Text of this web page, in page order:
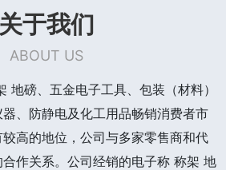
关于我们
ABOUT US
地磅、五金电子工具、包装（材料）
、防静电及化工用品畅销消费者市
高的地位，公司与多家零售商和代
作关系。公司经销的电子称 称架 地